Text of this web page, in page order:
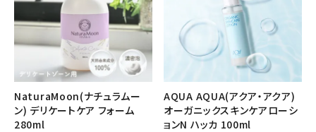
NaturaMoon(ナチュラムー
ン) デリケートケア フォーム
280ml
AQUA AQUA(アクア・アクア)
オーガニックスキンケアローシ
ョンN ハッカ 100ml